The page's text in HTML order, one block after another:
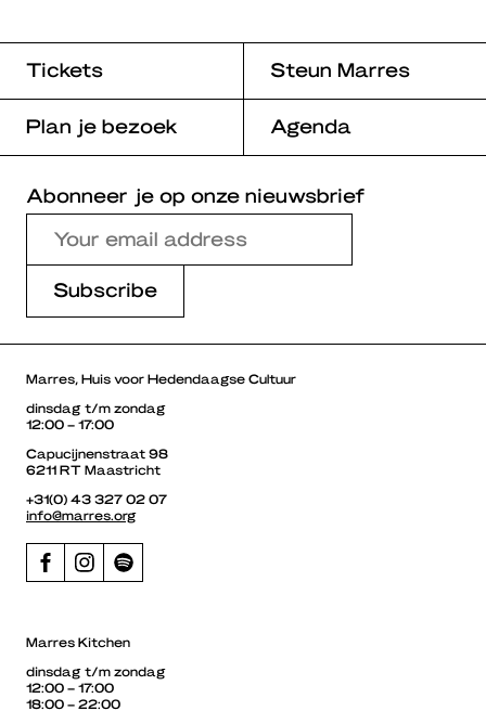
Tickets Steun Marres
Plan je bezoek Agenda
Abonneer je op onze nieuwsbrief
Marres, Huis voor Hedendaagse Cultuur
dinsdag t/m zondag
12:00 – 17:00
Capucijnenstraat 98
6211 RT Maastricht
+31(0) 43 327 02 07
info@marres.org
Marres Kitchen
dinsdag t/m zondag
12:00 – 17:00
18:00 – 22:00